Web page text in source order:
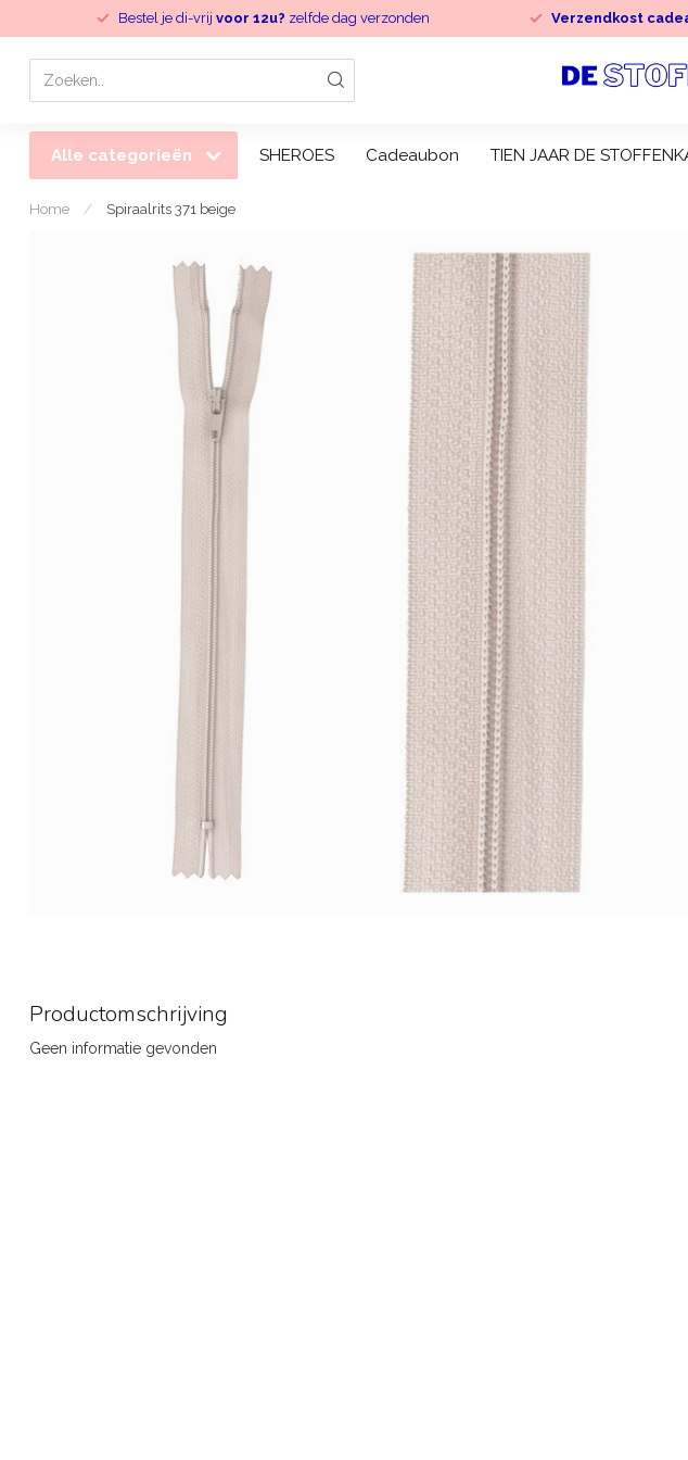
Bestel je di-vrij voor 12u? zelfde dag verzonden Verzendkost
Alle categorieën SHEROES Cadeaubon TIEN JAAR DE
Home / Spiraalrits 371 beige
Productomschrijving
Geen informatie gevonden